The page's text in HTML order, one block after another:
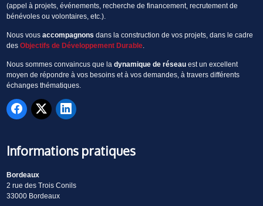
(appel à projets, événements, recherche de financement, recrutement de
bénévoles ou volontaires, etc.).
Nous vous accompagnons dans la construction de vos projets, dans le cadre
des Objectifs de Développement Durable.
Nous sommes convaincus que la dynamique de réseauest un excellent
moyen de répondre à vos besoins et à vos demandes, à travers différents
échanges thématiques.
Informations pratiques
Bordeaux
2 rue des Trois Conils
33000 Bordeaux